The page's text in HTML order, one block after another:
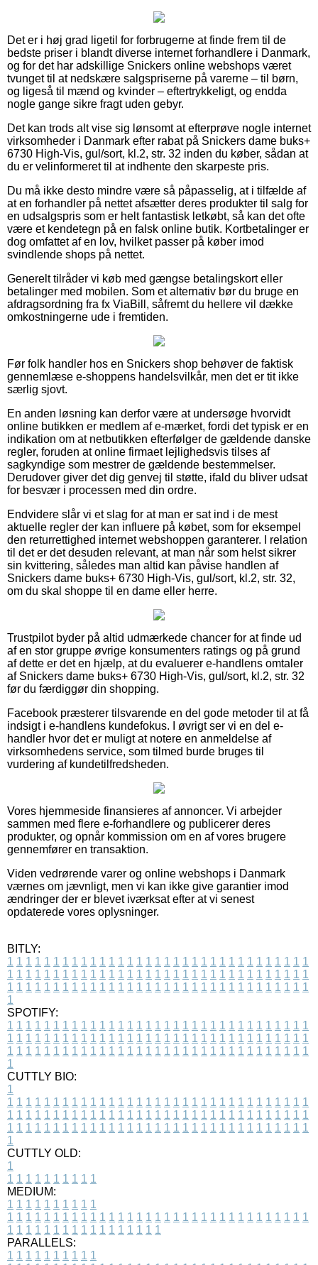
Det er i høj grad ligetil for forbrugerne at finde frem til de
bedste priser i blandt diverse internet forhandlere i Danmark,
og for det har adskillige Snickers online webshops været
tvunget til at nedskære salgspriserne på varerne – til børn,
og ligeså til mænd og kvinder – eftertrykkeligt, og endda
nogle gange sikre fragt uden gebyr.
Det kan trods alt vise sig lønsomt at efterprøve nogle internet
virksomheder i Danmark efter rabat på Snickers dame buks+
6730 High-Vis, gul/sort, kl.2, str. 32 inden du køber, sådan at
du er velinformeret til at indhente den skarpeste pris.
Du må ikke desto mindre være så påpasselig, at i tilfælde af
at en forhandler på nettet afsætter deres produkter til salg for
en udsalgspris som er helt fantastisk letkøbt, så kan det ofte
være et kendetegn på en falsk online butik. Kortbetalinger er
dog omfattet af en lov, hvilket passer på køber imod
svindlende shops på nettet.
Generelt tilråder vi køb med gængse betalingskort eller
betalinger med mobilen. Som et alternativ bør du bruge en
afdragsordning fra fx ViaBill, såfremt du hellere vil dække
omkostningerne ude i fremtiden.
Før folk handler hos en Snickers shop behøver de faktisk
gennemlæse e-shoppens handelsvilkår, men det er tit ikke
særlig sjovt.
En anden løsning kan derfor være at undersøge hvorvidt
online butikken er medlem af e-mærket, fordi det typisk er en
indikation om at netbutikken efterfølger de gældende danske
regler, foruden at online firmaet lejlighedsvis tilses af
sagkyndige som mestrer de gældende bestemmelser.
Derudover giver det dig genvej til støtte, ifald du bliver udsat
for besvær i processen med din ordre.
Endvidere slår vi et slag for at man er sat ind i de mest
aktuelle regler der kan influere på købet, som for eksempel
den returrettighed internet webshoppen garanterer. I relation
til det er det desuden relevant, at man når som helst sikrer
sin kvittering, således man altid kan påvise handlen af
Snickers dame buks+ 6730 High-Vis, gul/sort, kl.2, str. 32,
om du skal shoppe til en dame eller herre.
Trustpilot byder på altid udmærkede chancer for at finde ud
af en stor gruppe øvrige konsumenters ratings og på grund
af dette er det en hjælp, at du evaluerer e-handlens omtaler
af Snickers dame buks+ 6730 High-Vis, gul/sort, kl.2, str. 32
før du færdiggør din shopping.
Facebook præsterer tilsvarende en del gode metoder til at få
indsigt i e-handlens kundefokus. I øvrigt ser vi en del e-
handler hvor det er muligt at notere en anmeldelse af
virksomhedens service, som tilmed burde bruges til
vurdering af kundetilfredsheden.
Vores hjemmeside finansieres af annoncer. Vi arbejder
sammen med flere e-forhandlere og publicerer deres
produkter, og opnår kommission om en af vores brugere
gennemfører en transaktion.
Viden vedrørende varer og online webshops i Danmark
værnes om jævnligt, men vi kan ikke give garantier imod
ændringer der er blevet iværksat efter at vi senest
opdaterede vores oplysninger.
BITLY:
1 1 1 1 1 1 1 1 1 1 1 1 1 1 1 1 1 1 1 1 1 1 1 1 1 1 1 1 1 1 1 1 1
1 1 1 1 1 1 1 1 1 1 1 1 1 1 1 1 1 1 1 1 1 1 1 1 1 1 1 1 1 1 1 1 1
1 1 1 1 1 1 1 1 1 1 1 1 1 1 1 1 1 1 1 1 1 1 1 1 1 1 1 1 1 1 1 1 1
1
SPOTIFY:
1 1 1 1 1 1 1 1 1 1 1 1 1 1 1 1 1 1 1 1 1 1 1 1 1 1 1 1 1 1 1 1 1
1 1 1 1 1 1 1 1 1 1 1 1 1 1 1 1 1 1 1 1 1 1 1 1 1 1 1 1 1 1 1 1 1
1 1 1 1 1 1 1 1 1 1 1 1 1 1 1 1 1 1 1 1 1 1 1 1 1 1 1 1 1 1 1 1 1
1
CUTTLY BIO:
1
1 1 1 1 1 1 1 1 1 1 1 1 1 1 1 1 1 1 1 1 1 1 1 1 1 1 1 1 1 1 1 1 1
1 1 1 1 1 1 1 1 1 1 1 1 1 1 1 1 1 1 1 1 1 1 1 1 1 1 1 1 1 1 1 1 1
1 1 1 1 1 1 1 1 1 1 1 1 1 1 1 1 1 1 1 1 1 1 1 1 1 1 1 1 1 1 1 1 1
1
CUTTLY OLD:
1
1 1 1 1 1 1 1 1 1 1
MEDIUM:
1 1 1 1 1 1 1 1 1 1
1 1 1 1 1 1 1 1 1 1 1 1 1 1 1 1 1 1 1 1 1 1 1 1 1 1 1 1 1 1 1 1 1
1 1 1 1 1 1 1 1 1 1 1 1 1 1 1 1 1
PARALLELS:
1 1 1 1 1 1 1 1 1 1